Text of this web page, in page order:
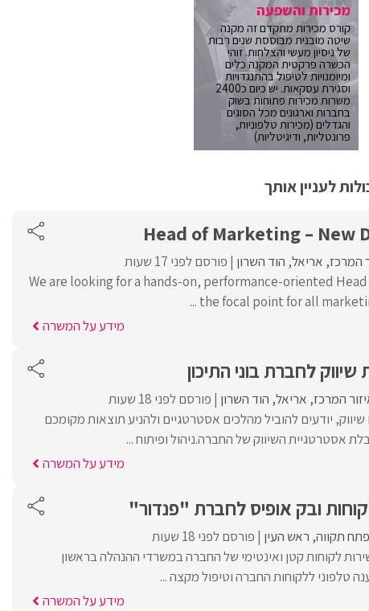
מכירות והשפעה
קורס מכירות מתקדם זה מקנה
שיטה מובנית מבוססת שנים רבות
של ניסיון מעשי והצלחות. זוהי
הכשרה פרקטית המקנה כלים
ומיומנויות לטיפול בהתנגדויות
וסגירת עסקאות. יש כיום כ2400
משרות מכירות פתוחות בשוק
בחברות וארגונים מכל הסוגים
והגדלים (מכירות טלפוניות,
פרונטליות, ודיגיטליות)
לעניין אותך
Head of Marketing – New
המרכז אריאל הוד השרון פורסם לפני 17 שעות
We are looking for a hands-on, performance-oriented
the focal point for all
מידע על המשרה
לחברת בוני התיכון
המרכז אריאל הוד השרון פורסם לפני 18 שעות
יודעים להוביל מהלכים אסטרטגיים ולהניע תוצאות מקומכם
אסטרטגיית השיווק של החברה.ניהול ופיתוח ...
מידע על המשרה
ובק אופיס לחברת "פנדור"
פתח תקווה ראש העין פורסם לפני 18 שעות
לקוחות קטן ואינטימי של החברה במשרדי ההנהלה בראשון
טלפוני ללקוחות החברה וטיפול מקצה ...
מידע על המשרה